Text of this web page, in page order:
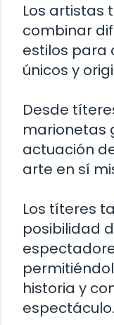
Los artistas
combinar
estilos para
únicos y
Desde
marionetas
actuación
arte en sí
Los títeres
posibilidad
historia y
espectáculo.